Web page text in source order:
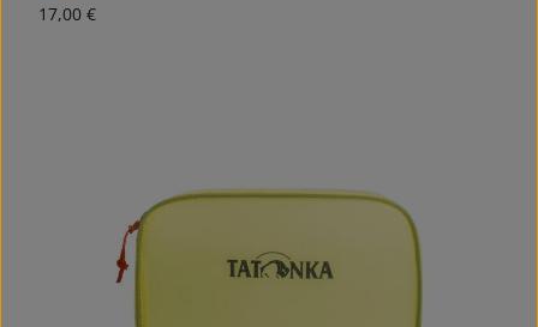
Regulärer Preis:
17,00 €